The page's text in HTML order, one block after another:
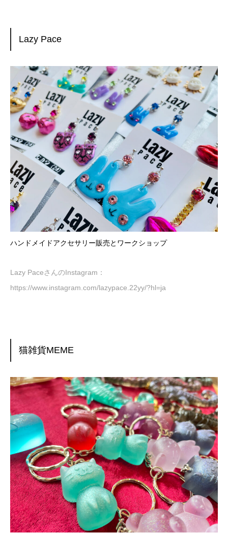
Lazy Pace
ハンドメイドアクセサリー販売とワークショップ
Lazy PaceさんのInstagram：
https://www.instagram.com/lazypace.22yy/?hl=ja
猫雑貨MEME